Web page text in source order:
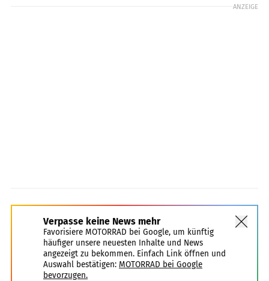
ANZEIGE
Verpasse keine News mehr
Favorisiere MOTORRAD bei Google, um künftig
häufiger unsere neuesten Inhalte und News
angezeigt zu bekommen. Einfach Link öffnen und
Auswahl bestätigen: MOTORRAD bei Google
bevorzugen.